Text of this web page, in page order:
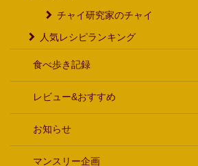
チャイ研究家のチャイ
人気レシピランキング
食べ歩き記録
レビュー&おすすめ
お知らせ
マンスリー企画